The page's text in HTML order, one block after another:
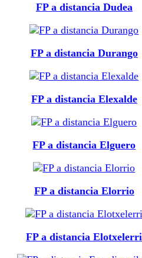
FP a distancia Dudea
FP a distancia Durango
FP a distancia Elexalde
FP a distancia Elguero
FP a distancia Elorrio
FP a distancia Elotxelerri